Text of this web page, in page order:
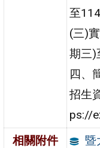
至
(三)
期三)
四、
招生
ps://
相關附件
暨